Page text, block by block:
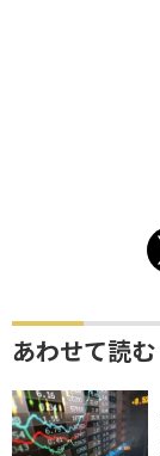
あわせて読む